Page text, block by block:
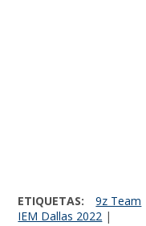
ETIQUETAS: 9z Team
IEM Dallas 2022 |